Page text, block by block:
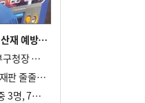
노동자 살인 폭염과 사투…회사는 산재 예방·전기료 절감 전력
강서구 기간제노동자 사망, 전임 부구청장 檢 송치
중대재해법 위헌제청 파장…관련 재판 줄줄이 브레이크
한화에어로 폭발사고 희생자 5명 중 3명, 7일 영면